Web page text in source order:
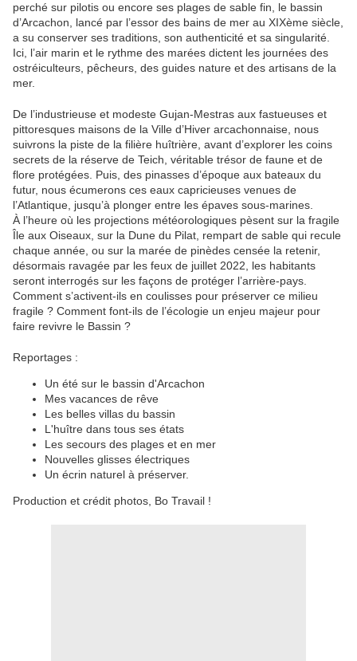
perché sur pilotis ou encore ses plages de sable fin, le bassin
d’Arcachon, lancé par l’essor des bains de mer au XIXème siècle,
a su conserver ses traditions, son authenticité et sa singularité.
Ici, l’air marin et le rythme des marées dictent les journées des
ostréiculteurs, pêcheurs, des guides nature et des artisans de la
mer.
De l’industrieuse et modeste Gujan-Mestras aux fastueuses et
pittoresques maisons de la Ville d’Hiver arcachonnaise, nous
suivrons la piste de la filière huîtrière, avant d’explorer les coins
secrets de la réserve de Teich, véritable trésor de faune et de
flore protégées. Puis, des pinasses d’époque aux bateaux du
futur, nous écumerons ces eaux capricieuses venues de
l’Atlantique, jusqu’à plonger entre les épaves sous-marines.
À l’heure où les projections météorologiques pèsent sur la fragile
Île aux Oiseaux, sur la Dune du Pilat, rempart de sable qui recule
chaque année, ou sur la marée de pinèdes censée la retenir,
désormais ravagée par les feux de juillet 2022, les habitants
seront interrogés sur les façons de protéger l’arrière-pays.
Comment s’activent-ils en coulisses pour préserver ce milieu
fragile ? Comment font-ils de l’écologie un enjeu majeur pour
faire revivre le Bassin ?
Reportages :
Un été sur le bassin d'Arcachon
Mes vacances de rêve
Les belles villas du bassin
L'huître dans tous ses états
Les secours des plages et en mer
Nouvelles glisses électriques
Un écrin naturel à préserver.
Production et crédit photos, Bo Travail !